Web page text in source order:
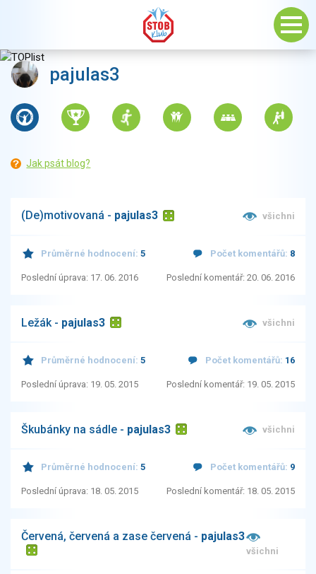
pajulas3
Jak psát blog?
(De)motivovaná - pajulas3 všichni
Průměrné hodnocení: 5 Počet komentářů: 8
Poslední úprava: 17. 06. 2016 Poslední komentář: 20. 06. 2016
Ležák - pajulas3 všichni
Průměrné hodnocení: 5 Počet komentářů: 16
Poslední úprava: 19. 05. 2015 Poslední komentář: 19. 05. 2015
Škubánky na sádle - pajulas3 všichni
Průměrné hodnocení: 5 Počet komentářů: 9
Poslední úprava: 18. 05. 2015 Poslední komentář: 18. 05. 2015
Červená, červená a zase červená - pajulas3
všichni